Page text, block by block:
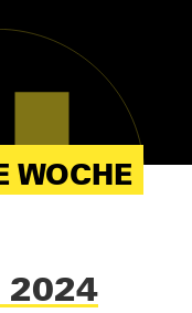
WOCHE
2024